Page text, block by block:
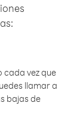
cada vez que
llamar a
bajas de